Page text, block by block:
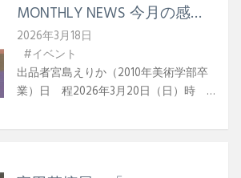
残響や文字のない余白が音楽や言葉の
余韻を響かせるように、日常と展覧会
のあいだにある残響と余白をゆっくり
とお楽しみください。
（不忍口）イベントオープニングパー
ティー4月4日（土）18:00～
MONTHLY NEWS 今月の感謝
祭
2026年3月18日
#イベント
出品者宮島えりか（2010年美術学部卒
業）日 程2026年3月20日（日）時
ギャラリーボチュー宮城県仙台市青葉